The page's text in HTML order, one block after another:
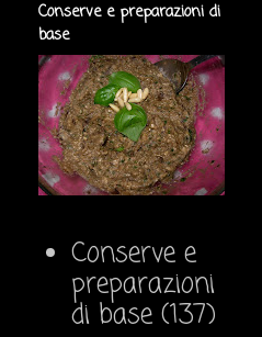
Conserve e preparazioni di
base
Conserve e
preparazioni
di base (137)